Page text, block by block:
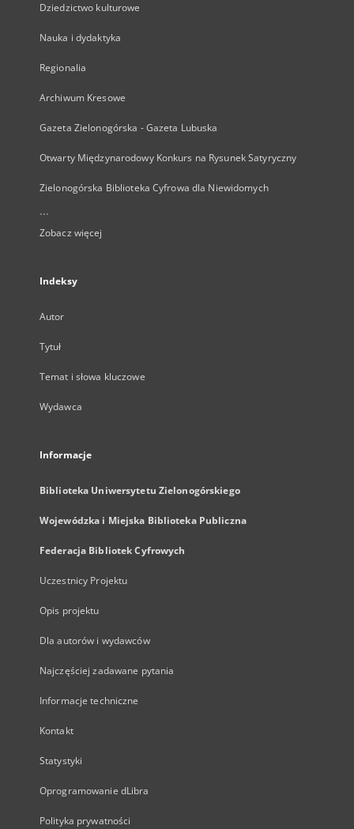
Dziedzictwo kulturowe
Nauka i dydaktyka
Regionalia
Archiwum Kresowe
Gazeta Zielonogórska - Gazeta Lubuska
Otwarty Międzynarodowy Konkurs na Rysunek Satyryczny
Zielonogórska Biblioteka Cyfrowa dla Niewidomych
...
Zobacz więcej
Indeksy
Autor
Tytuł
Temat i słowa kluczowe
Wydawca
Informacje
Biblioteka Uniwersytetu Zielonogórskiego
Wojewódzka i Miejska Biblioteka Publiczna
Federacja Bibliotek Cyfrowych
Uczestnicy Projektu
Opis projektu
Dla autorów i wydawców
Najczęściej zadawane pytania
Informacje techniczne
Kontakt
Statystyki
Oprogramowanie dLibra
Polityka prywatności